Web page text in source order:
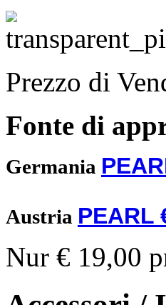
Prezzo di
Fonte di
Germania
Austria PEARL
Nur € 19,00